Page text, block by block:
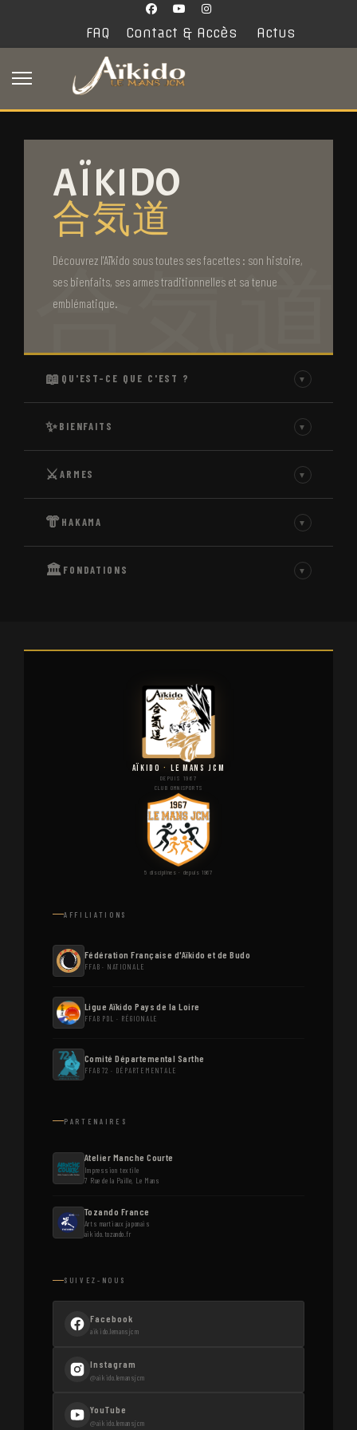
FAQ Contact & Accès Actus
AÏKIDO
合気道
Découvrez l'Aïkido sous toutes ses facettes : son histoire,
ses bienfaits, ses armes traditionnelles et sa tenue
emblématique.
📖 QU'EST-CE QUE C'EST ? ▼
✨BIENFAITS ▼
⚔️ARMES ▼
👘 HAKAMA ▼
🏛️FONDATIONS ▼
AÏKIDO· LE MANS JCM
DEPUIS 1967
CLUB OMNISPORTS
5 disciplines · depuis 1967
AFFILIATIONS
Fédération Française d'Aïkido et de Budo
FFAB · NATIONALE
Ligue Aïkido Pays de la Loire
FFAB PDL · RÉGIONALE
Comité Départemental Sarthe
FFAB 72 · DÉPARTEMENTALE
PARTENAIRES
Atelier Manche Courte
Impression textile
7 Rue de la Paille, Le Mans
Tozando France
Arts martiaux japonais
aikido.tozando.fr
SUIVEZ-NOUS
Facebook
aikido.lemansjcm
Instagram
@aikido.lemansjcm
YouTube
@aikido.lemansjcm